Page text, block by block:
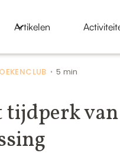
Artikelen
• 5 min
tijdperk